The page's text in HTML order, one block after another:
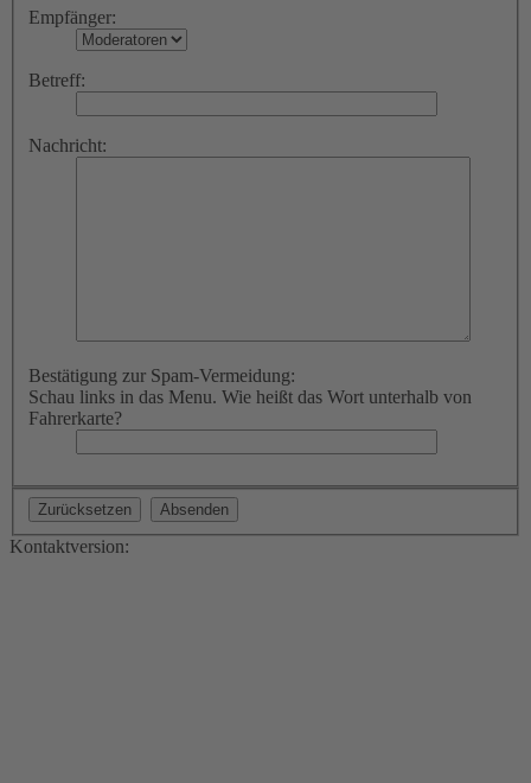
Empfänger:
Betreff:
Nachricht:
Bestätigung zur Spam-Vermeidung:
Schau links in das Menu. Wie heißt das Wort unterhalb von
Fahrerkarte?
Kontaktversion: